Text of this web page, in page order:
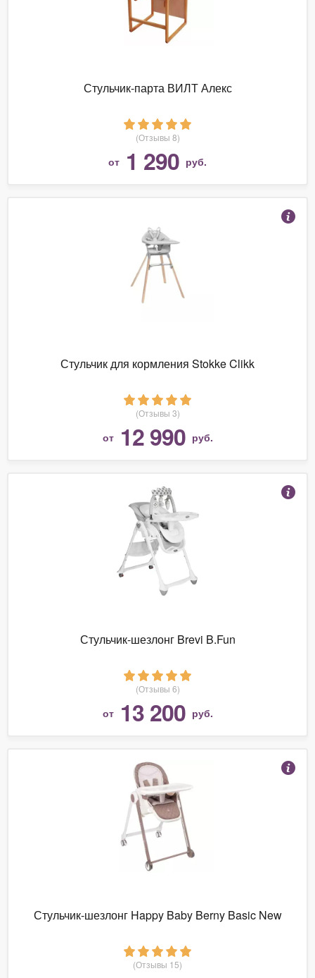
Стульчик-парта ВИЛТ Алекс
(Отзывы 8)
от 1 290 руб.
Стульчик для кормления Stokke Clikk
(Отзывы 3)
от 12 990 руб.
Стульчик-шезлонг Brevi B.Fun
(Отзывы 6)
от 13 200 руб.
Стульчик-шезлонг Happy Baby Berny Basic New
(Отзывы 15)